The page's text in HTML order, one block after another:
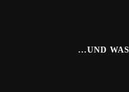
...UND